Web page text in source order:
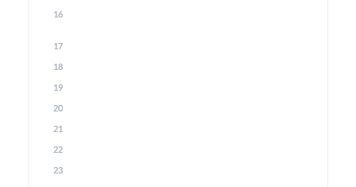
16
17
18
19
20
21
22
23